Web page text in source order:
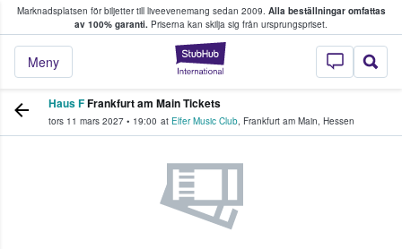
Marknadsplatsen för biljetter till liveevenemang sedan 2009. Alla beställningar omfattas
av 100% garanti. Priserna kan skilja sig från ursprungspriset.
StubHub – där
Meny
köper och säljer biljetter.
Haus FFrankfurt am Main Tickets
tors 11 mars 2027 • 19:00 at Elfer Music Club, Frankfurt am Main, Hessen